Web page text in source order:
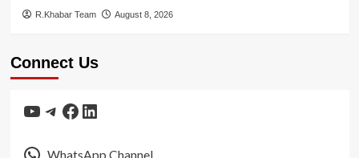
R.Khabar Team August 8, 2026
Connect Us
YouTube
Telegram
Facebook
LinkedIn
WhatsApp Channel